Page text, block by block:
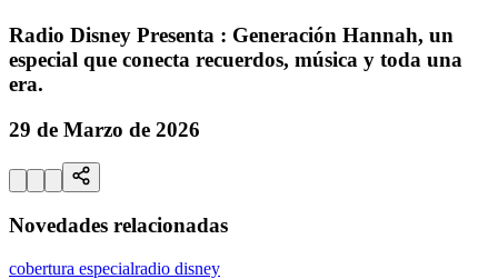
Radio Disney Presenta : Generación Hannah, un
especial que conecta recuerdos, música y toda una
era.
29 de Marzo de 2026
Novedades relacionadas
cobertura especialradio disney